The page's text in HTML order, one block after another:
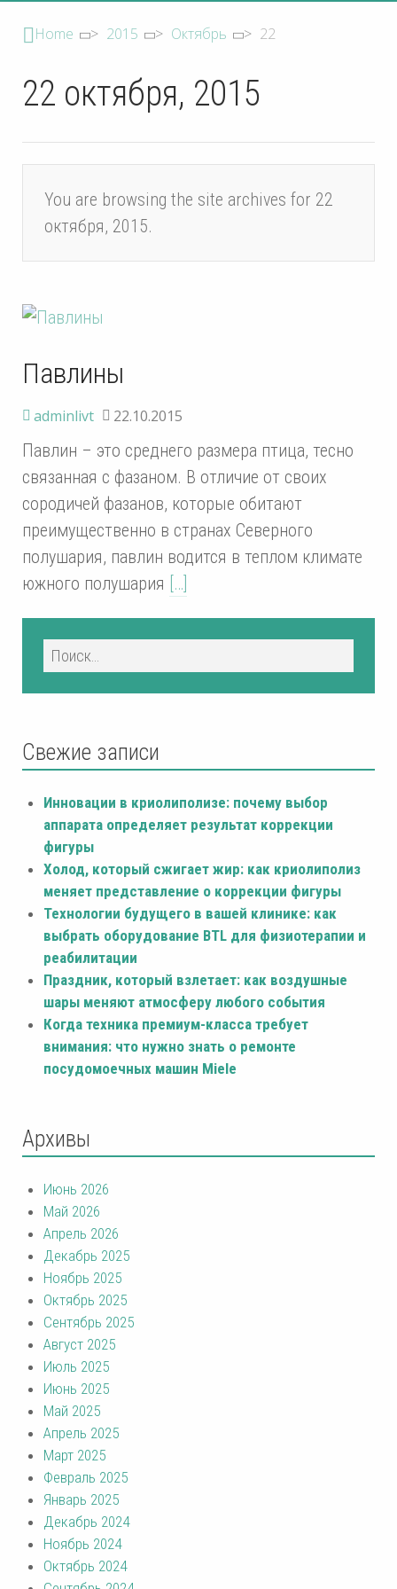
Home > 2015 > Октябрь > 22
22 октября, 2015
You are browsing the site archives for 22
октября, 2015.
Павлины
adminlivt 22.10.2015
Павлин – это среднего размера птица, тесно
связанная с фазаном. В отличие от своих
сородичей фазанов, которые обитают
преимущественно в странах Северного
полушария, павлин водится в теплом климате
южного полушария […]
Свежие записи
Инновации в криолиполизе: почему выбор
аппарата определяет результат коррекции
фигуры
Холод, который сжигает жир: как криолиполиз
меняет представление о коррекции фигуры
Технологии будущего в вашей клинике: как
выбрать оборудование BTL для физиотерапии и
реабилитации
Праздник, который взлетает: как воздушные
шары меняют атмосферу любого события
Когда техника премиум-класса требует
внимания: что нужно знать о ремонте
посудомоечных машин Miele
Архивы
Июнь 2026
Май 2026
Апрель 2026
Декабрь 2025
Ноябрь 2025
Октябрь 2025
Сентябрь 2025
Август 2025
Июль 2025
Июнь 2025
Май 2025
Апрель 2025
Март 2025
Февраль 2025
Январь 2025
Декабрь 2024
Ноябрь 2024
Октябрь 2024